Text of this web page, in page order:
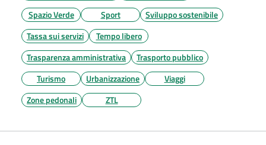
Spazio Verde
Sport
Sviluppo sostenibile
Tassa sui servizi
Tempo libero
Trasparenza amministrativa
Trasporto pubblico
Turismo
Urbanizzazione
Viaggi
Zone pedonali
ZTL